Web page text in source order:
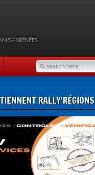
PYRÉNÉES
RALLY’RÉGIONS